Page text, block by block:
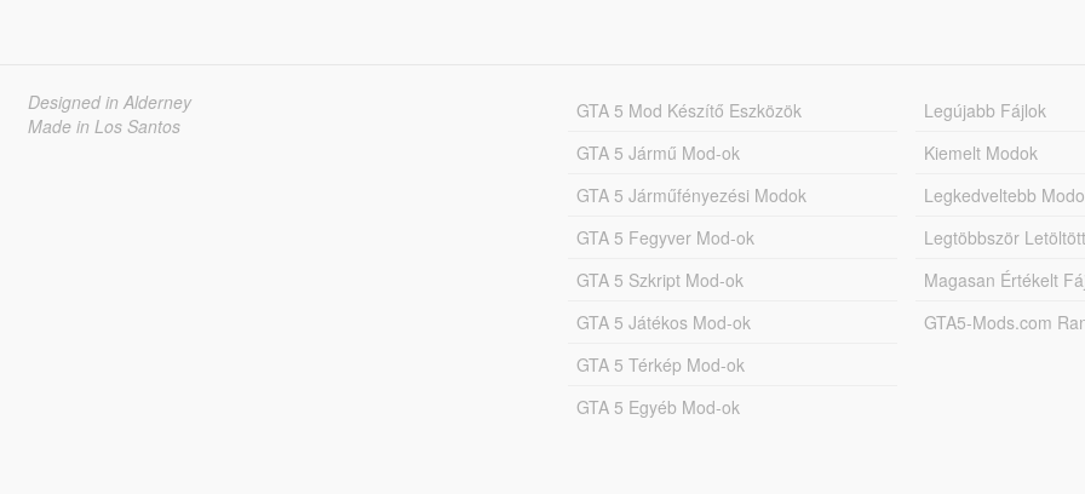
Designed in Alderney
Made in Los Santos
GTA 5 Mod Készítő Eszközök
GTA 5 Jármű Mod-ok
GTA 5 Járműfényezési Modok
GTA 5 Fegyver Mod-ok
GTA 5 Szkript Mod-ok
GTA 5 Játékos Mod-ok
GTA 5 Térkép Mod-ok
GTA 5 Egyéb Mod-ok
Legújabb Fájlok
Kiemelt Modok
Legkedveltebb
Legtöbbször
Magasan Értékelt
GTA5-Mods.com